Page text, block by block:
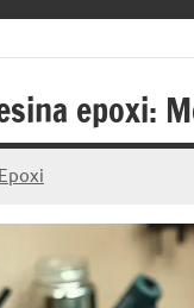
–
uma
Mesa
resinadas,
a
elegância
encontra
epoxi: